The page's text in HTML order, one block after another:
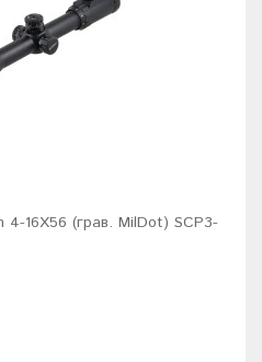
4-16X56 (грав. MilDot) SCP3-